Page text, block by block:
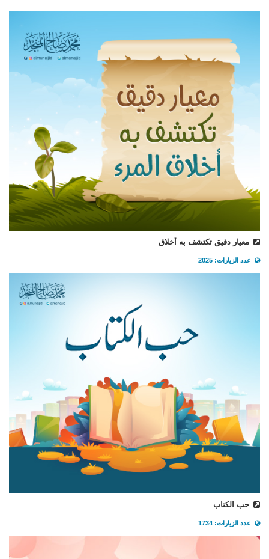
معيار دقيق تكتشف به أخلاق
عدد الزيارات: 2025
حب الكتاب
عدد الزيارات: 1734